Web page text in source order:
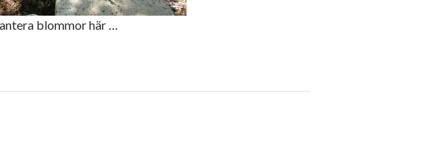
blommor här …